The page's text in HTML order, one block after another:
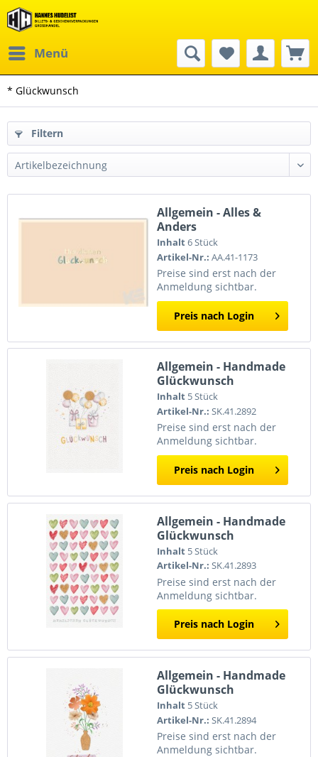
Menü
* Glückwunsch
Filtern
Allgemein - Alles &
Anders
Inhalt6 Stück
Artikel-Nr.: AA.41-1173
Preise sind erst nach der
Anmeldung sichtbar.
Preis nach Login
Allgemein - Handmade
Glückwunsch
Inhalt 5 Stück
Artikel-Nr.: SK.41.2892
Preise sind erst nach der
Anmeldung sichtbar.
Preis nach Login
Allgemein - Handmade
Glückwunsch
Inhalt 5 Stück
Artikel-Nr.: SK.41.2893
Preise sind erst nach der
Anmeldung sichtbar.
Preis nach Login
Allgemein - Handmade
Glückwunsch
Inhalt 5 Stück
Artikel-Nr.: SK.41.2894
Preise sind erst nach der
Anmeldung sichtbar.